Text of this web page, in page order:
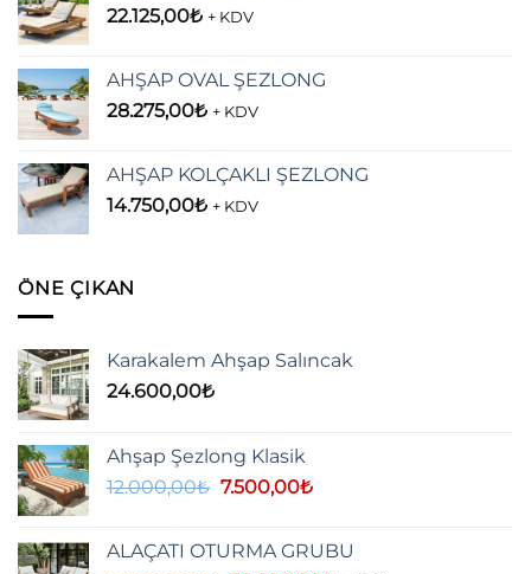
22.125,00₺ + KDV
AHŞAP OVAL ŞEZLONG
28.275,00₺ + KDV
AHŞAP KOLÇAKLI ŞEZLONG
14.750,00₺ + KDV
ÖNE ÇIKAN
Karakalem Ahşap Salıncak
24.600,00₺
Ahşap Şezlong Klasik
12.000,00₺ Orijinal
7.500,00₺Şu
7.500,00₺.
ALAÇATI OTURMA GRUBU